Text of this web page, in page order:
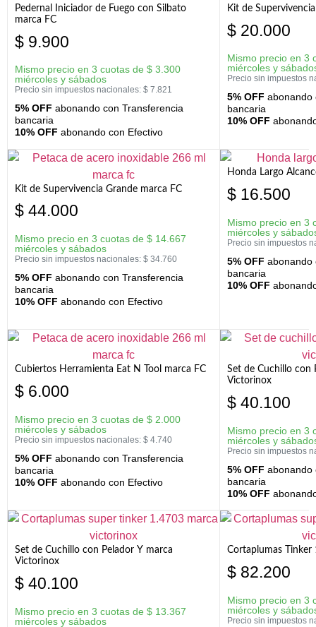
Pedernal Iniciador de Fuego con Silbato
marca FC
$ 9.900
Mismo precio en 3 cuotas de $ 3.300
miércoles y sábados
Precio sin impuestos nacionales: $ 7.821
5% OFF abonando con Transferencia
bancaria
10% OFF abonando con Efectivo
Kit de
$ 20.000
Mismo precio en 3
miércoles y
Precio sin impuestos
5% OFF abonando
bancaria
10% OFF
Kit de Supervivencia Grande marca FC
$ 44.000
Mismo precio en 3 cuotas de $ 14.667
miércoles y sábados
Precio sin impuestos nacionales: $ 34.760
5% OFF abonando con Transferencia
bancaria
10% OFF abonando con Efectivo
Honda Largo
$ 16.500
Mismo precio en 3
miércoles y
Precio sin impuestos
5% OFF abonando
bancaria
10% OFF
Cubiertos Herramienta Eat N Tool marca FC
$ 6.000
Mismo precio en 3 cuotas de $ 2.000
miércoles y sábados
Precio sin impuestos nacionales: $ 4.740
5% OFF abonando con Transferencia
bancaria
10% OFF abonando con Efectivo
Set de Cuchillo con
Victorinox
$ 40.100
Mismo precio en 3
miércoles y
Precio sin impuestos
5% OFF abonando
bancaria
10% OFF
Set de Cuchillo con Pelador Y marca
Victorinox
$ 40.100
Mismo precio en 3 cuotas de $ 13.367
miércoles y sábados
Cortaplumas
$ 82.200
Mismo precio en 3
miércoles y
Precio sin impuestos